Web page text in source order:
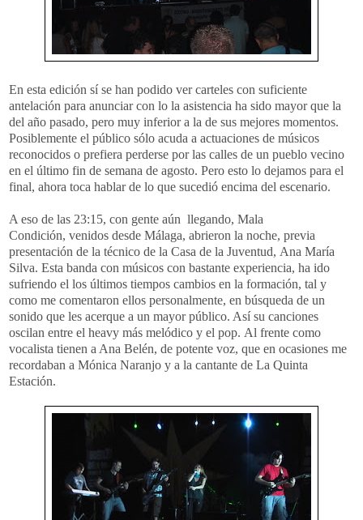
En esta edición sí se han podido ver carteles con suficiente
antelación para anunciar con lo la asistencia ha sido mayor que la
del año pasado, pero muy inferior a la de sus mejores momentos.
Posiblemente el público sólo acuda a actuaciones de músicos
reconocidos o prefiera perderse por las calles de un pueblo vecino
en el último fin de semana de agosto. Pero esto lo dejamos para el
final, ahora toca hablar de lo que sucedió encima del escenario.
A eso de las 23:15, con gente aún llegando, Mala
Condición, venidos desde Málaga, abrieron la noche, previa
presentación de la técnico de la Casa de la Juventud, Ana María
Silva. Esta banda con músicos con bastante experiencia, ha ido
sufriendo el los últimos tiempos cambios en la formación, tal y
como me comentaron ellos personalmente, en búsqueda de un
sonido que les acerque a un mayor público. Así su canciones
oscilan entre el heavy más melódico y el pop. Al frente como
vocalista tienen a Ana Belén, de potente voz, que en ocasiones me
recordaban a Mónica Naranjo y a la cantante de La Quinta
Estación.